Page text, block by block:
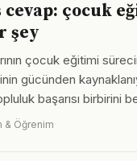
cevap: çocuk
şey
çocuk eğitimi
gücünden
başarısı birbirini
& Öğrenim